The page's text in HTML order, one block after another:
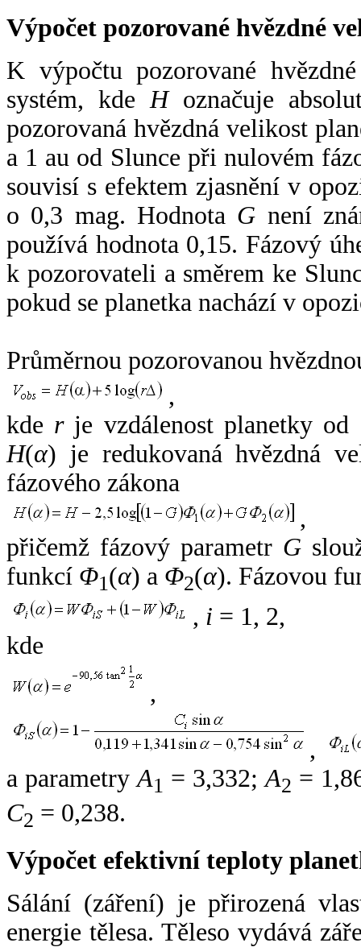
Výpočet pozorované hvězdné
K výpočtu pozorované
systém, kde Hoznačuje
pozorovaná hvězdná velikost
a 1 au od Slunce při nulovém
souvisí s efektem zjasnění v
o 0,3 mag. Hodnota G není
používá hodnota 0,15. Fázový
k pozorovateli a směrem ke
pokud se planetka nachází v
Průměrnou pozorovanou
,
kde rje vzdálenost planetky od
H(α) je redukovaná hvězdná
fázového zákona
,
přičemž fázový parametr G
funkcí Φ1(α) a Φ2(α). Fázovou
, i = 1, 2,
kde
,
,
a parametryA1 = 3,332;A2 =
C2 = 0,238.
Výpočet efektivní teploty
Sálání (záření) je přirozená
energie tělesa. Těleso vydává